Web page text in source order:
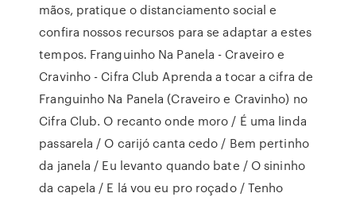
mãos, pratique o distanciamento social e
confira nossos recursos para se adaptar a estes
tempos. Franguinho Na Panela - Craveiro e
Cravinho - Cifra Club Aprenda a tocar a cifra de
Franguinho Na Panela (Craveiro e Cravinho) no
Cifra Club. O recanto onde moro / É uma linda
passarela / O carijó canta cedo / Bem pertinho
da janela / Eu levanto quando bate / O sininho
da capela / E lá vou eu pro roçado / Tenho